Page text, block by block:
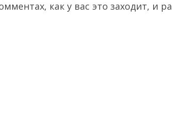
как у вас это заходит, и